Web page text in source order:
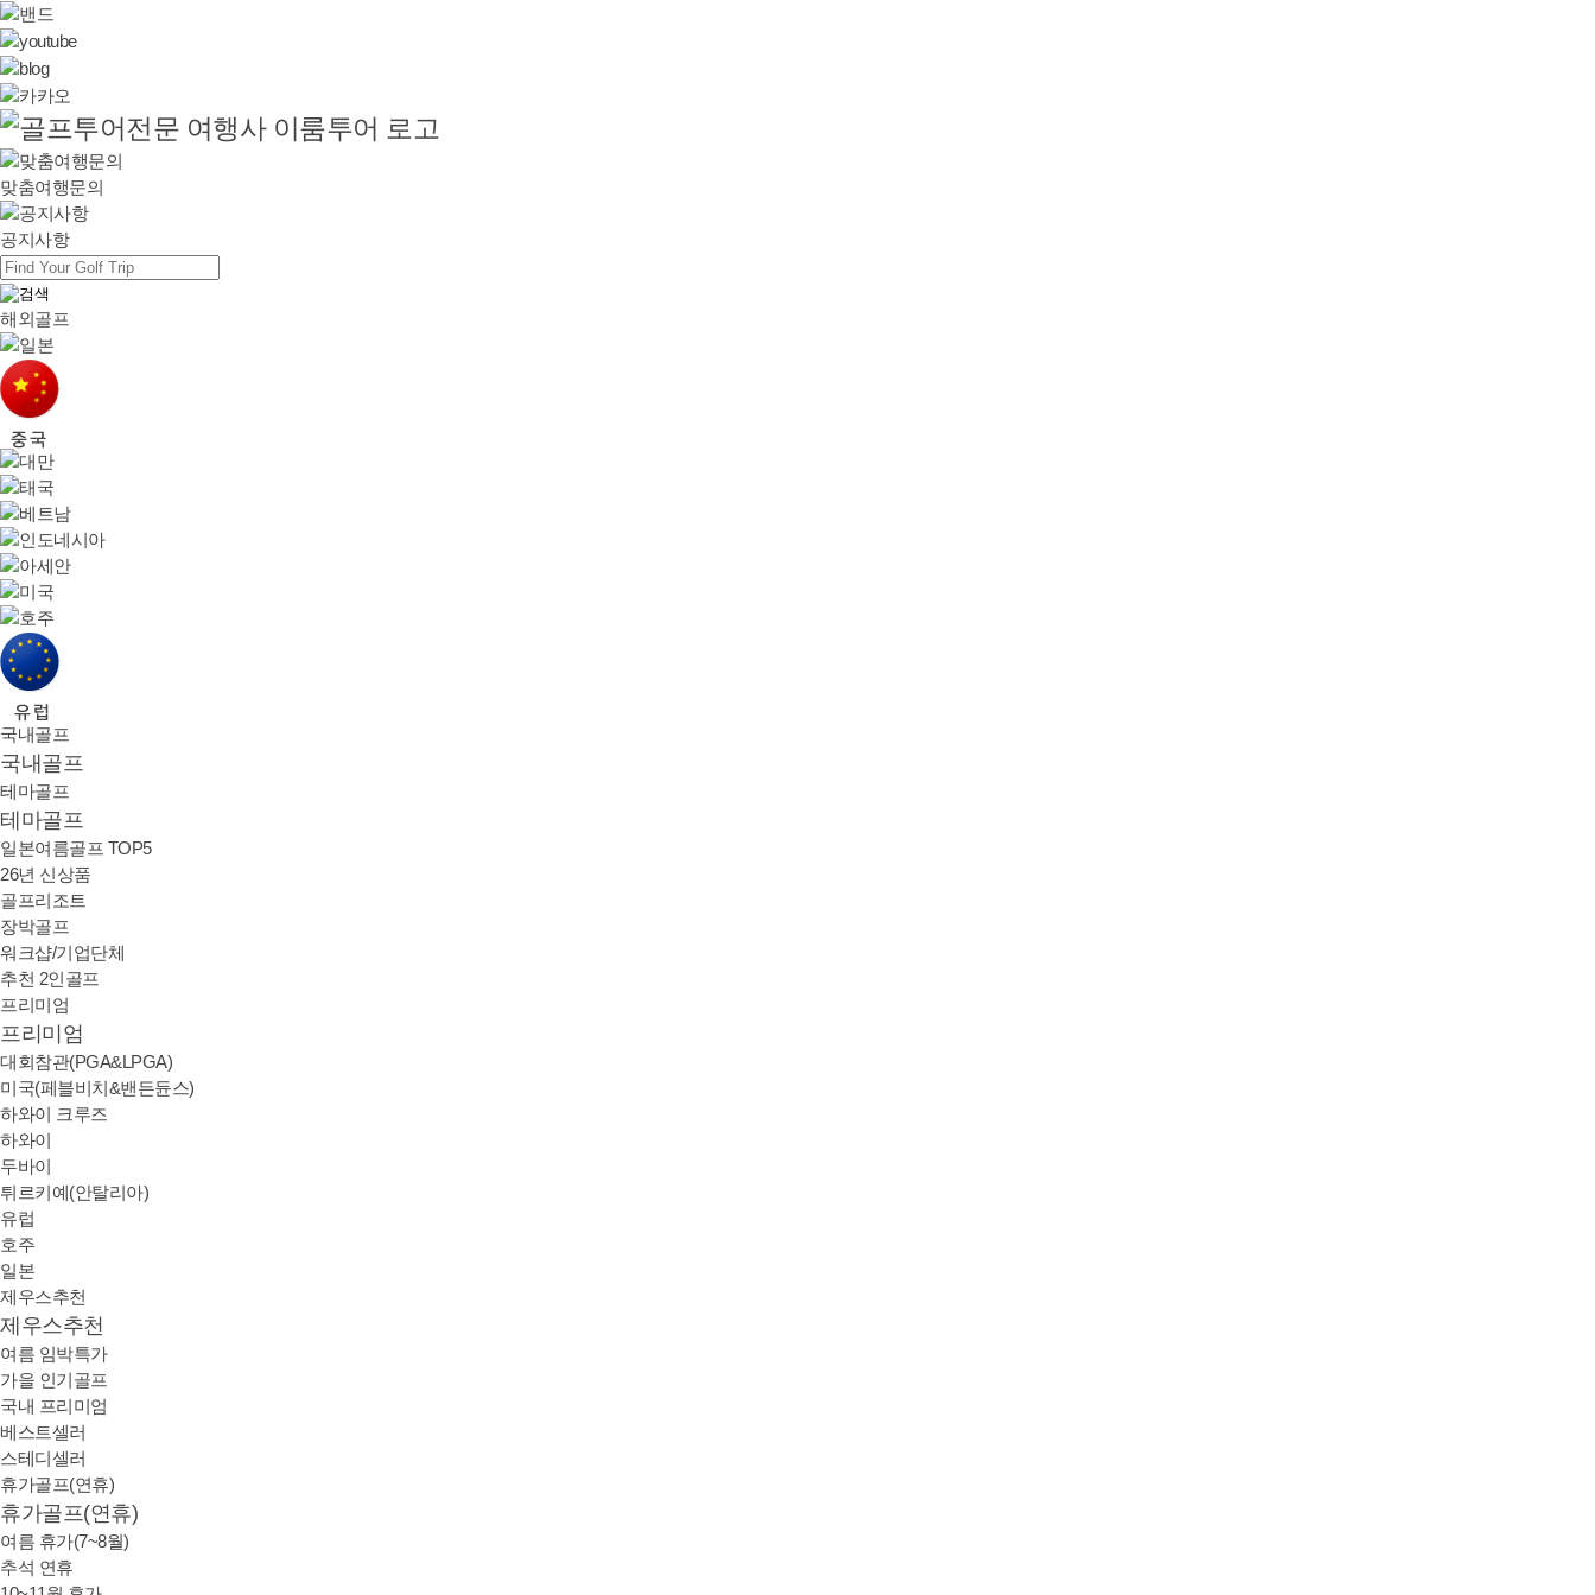
맞춤여행문의
공지사항
해외골프
국내골프
국내골프
테마골프
테마골프
일본여름골프 TOP5
26년 신상품
골프리조트
장박골프
워크샵/기업단체
추천 2인골프
프리미엄
프리미엄
대회참관(PGA&LPGA)
미국(페블비치&밴든듄스)
하와이 크루즈
하와이
두바이
튀르키예(안탈리아)
유럽
호주
일본
제우스추천
제우스추천
여름 임박특가
가을 인기골프
국내 프리미엄
베스트셀러
스테디셀러
휴가골프(연휴)
휴가골프(연휴)
여름 휴가(7~8월)
추석 연휴